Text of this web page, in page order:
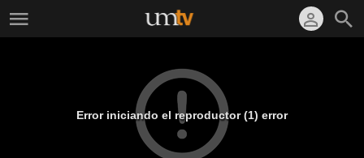
Error iniciando el reproductor (1) error